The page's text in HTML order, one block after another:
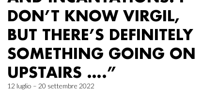
DON’T KNOW VIRGIL,
BUT THERE’S DEFINITELY
SOMETHING GOING ON
UPSTAIRS ….”
12 luglio – 20 settembre 2022